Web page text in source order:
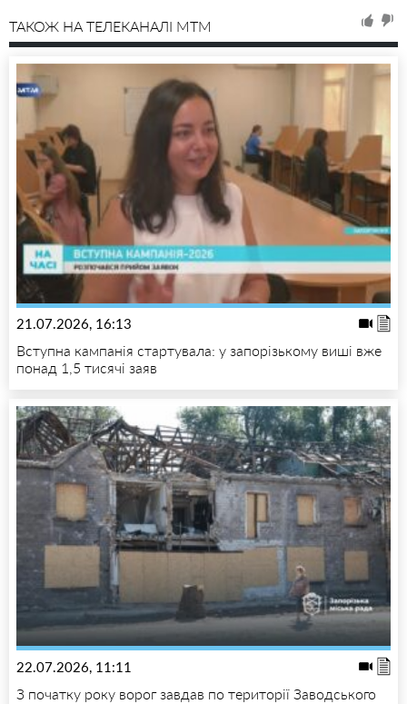
ТАКОЖ НА ТЕЛЕКАНАЛІ MTM
21.07.2026, 16:13
Вступна кампанія стартувала: у запорізькому виші вже
понад 1,5 тисячі заяв
22.07.2026, 11:11
З початку року ворог завдав по території Заводського